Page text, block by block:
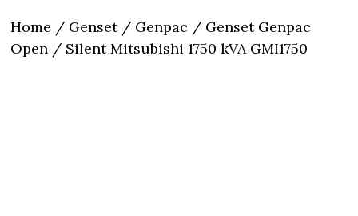
Home / Genset/ Genpac / Genset Genpac
Open / Silent Mitsubishi 1750 kVA GMI1750